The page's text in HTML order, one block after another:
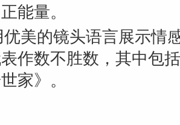
能量。
优美的镜头语言展示情
作数不胜数，其中包
家》。